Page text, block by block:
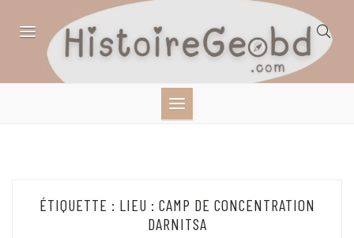
LITTÉRATURE EN
ÉTIQUETTE : LIEU : CAMP DE CONCENTRATION
DARNITSA